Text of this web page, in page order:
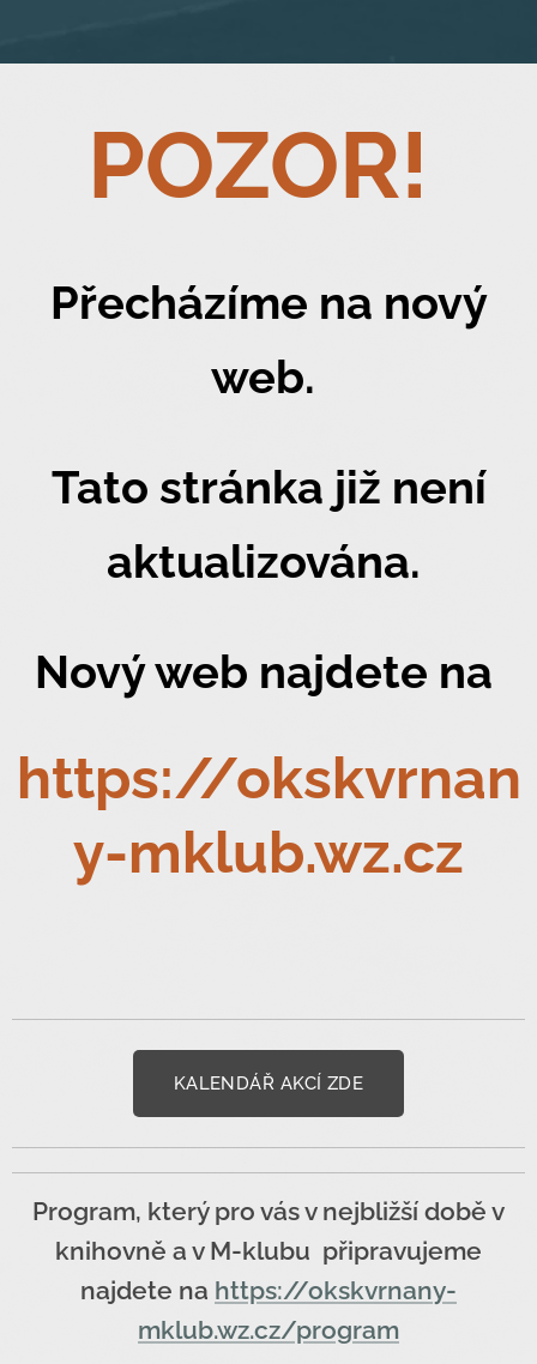
POZOR!
Přecházíme na nový
web.
Tato stránka již není
aktualizována.
Nový web najdete na
https://okskvrnan
y-mklub.wz.cz
KALENDÁŘ AKCÍ ZDE
Program, který pro vás v nejbližší době v
knihovně a v M-klubu připravujeme
najdete na https://okskvrnany-
mklub.wz.cz/program
Denní
i života
se
Výstava